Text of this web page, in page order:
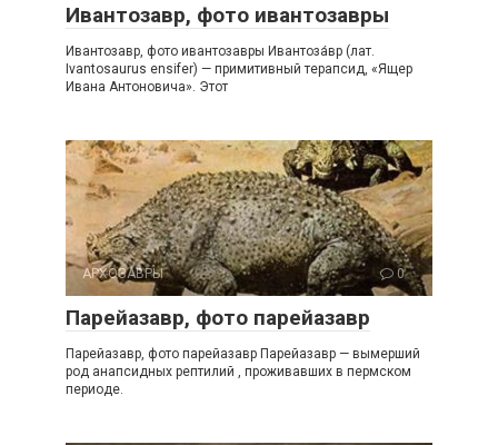
Ивантозавр, фото ивантозавры
Ивантозавр, фото ивантозавры Ивантоза́вр (лат.
Ivantosaurus ensifer) — примитивный терапсид, «Ящер
Ивана Антоновича». Этот
АРХОЗАВРЫ 0
Парейазавр, фото парейазавр
Парейазавр, фото парейазавр Парейазавр — вымерший
род анапсидных рептилий , проживавших в пермском
периоде.